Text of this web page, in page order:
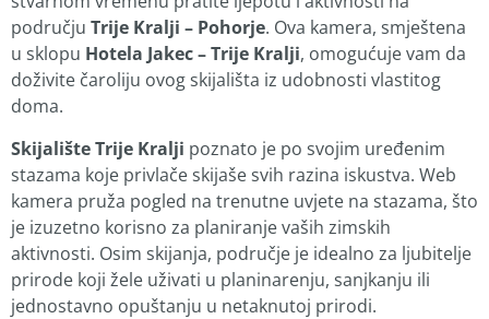
području Trije Kralji – Pohorje. Ova kamera, smještena
u sklopu Hotela Jakec – Trije Kralji, omogućuje vam da
doživite čaroliju ovog skijališta iz udobnosti vlastitog
doma.
Skijalište Trije Kralji poznato je po svojim uređenim
stazama koje privlače skijaše svih razina iskustva. Web
kamera pruža pogled na trenutne uvjete na stazama, što
je izuzetno korisno za planiranje vaših zimskih
aktivnosti. Osim skijanja, područje je idealno za ljubitelje
prirode koji žele uživati u planinarenju, sanjkanju ili
jednostavno opuštanju u netaknutoj prirodi.